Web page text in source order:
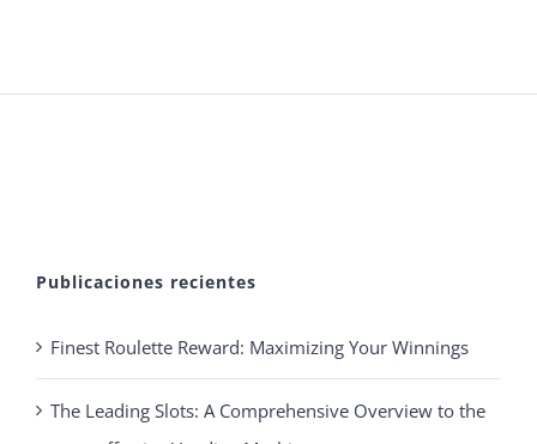
Publicaciones recientes
Finest Roulette Reward: Maximizing Your Winnings
The Leading Slots: A Comprehensive Overview to the